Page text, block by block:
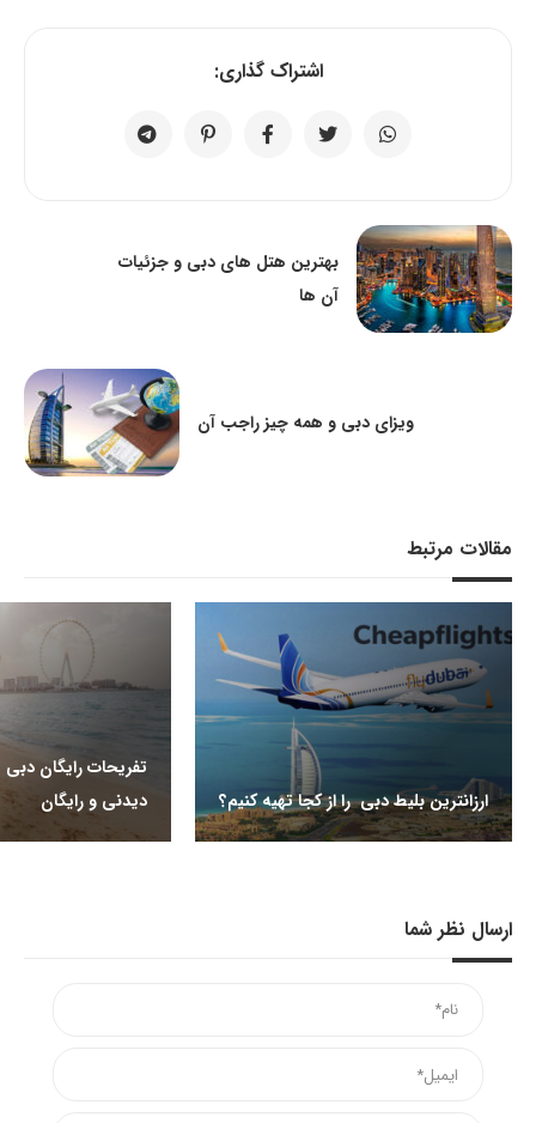
اشتراک گذاری:
بهترین هتل های دبی و جزئیات
آن ها
ویزای دبی و همه چیز راجب آن
مقالات مرتبط
ارزانترین بلیط دبی را از کجا تهیه کنیم؟ دیدنی و رایگان
ارسال نظر شما